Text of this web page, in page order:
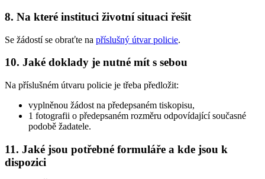
8. Na které instituci životní situaci řešit
Se žádostí se obraťte na příslušný útvar policie.
10. Jaké doklady je nutné mít s sebou
Na příslušném útvaru policie je třeba předložit:
vyplněnou žádost na předepsaném tiskopisu,
1 fotografii o předepsaném rozměru odpovídající současné
podobě žadatele.
11. Jaké jsou potřebné formuláře a kde jsou k
dispozici